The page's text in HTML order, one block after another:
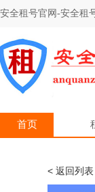
安全租号官网-安全租
首页
< 返回列表